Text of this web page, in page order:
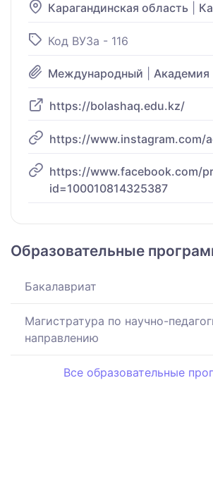
Карагандинская область
Код ВУЗа - 116
Международный Академия
https://bolashaq.edu.kz/
https://www.instagram.com/
https://www.facebook.com/
id=100010814325387
Образовательные
Бакалавриат
Магистратура по научно-
направлению
Все образовательные